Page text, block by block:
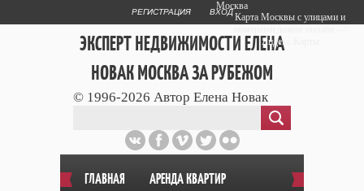
РЕГИСТРАЦИЯ ВХОД
ЭКСПЕРТ НЕДВИЖИМОСТИ ЕЛЕНА
НОВАК МОСКВА ЗА РУБЕЖОМ
Публичный сайт эксперта автора web
© 1996-2026 Автор Елена Новак
ГЛАВНАЯ АРЕНДА КВАРТИР
Москва
Карта Москвы с улицами и
Яндекс.Карты